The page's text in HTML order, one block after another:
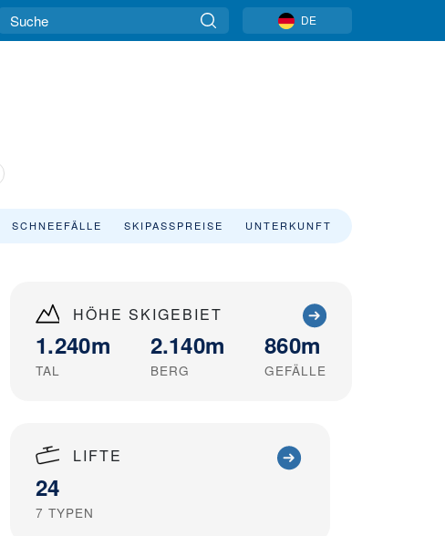
DE
SCHNEEFÄLLE SKIPASSPREISE UNTERKUNFT
HÖHE SKIGEBIET
1.240m
TAL
2.140m
BERG
860m
GEFÄLLE
LIFTE
24
7 TYPEN